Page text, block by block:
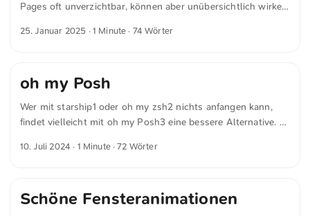
Pages oft unverzichtbar, können aber unübersichtlich wirken,
pages« an: eine moderne Alternative, die die wichtigsten
vollständig Open Source. Mit Optionen wie der Browser-
möglich – ideal wenn man Browser und Terminal
nebeneinander geöffnet haben möchte.
25. Januar 2025 · 1 Minute · 74 Wörter
oh my Posh
Wer mit starship1 oder oh my zsh2 nichts anfangen kann,
findet vielleicht mit oh my Posh3 eine bessere Alternative. Es
wenigen Sekunden angepasst werden kann. Das Programm
macOS, Windows und Termux (Android) installiert werden.
10. Juli 2024 · 1 Minute · 72 Wörter
Schöne Fensteranimationen